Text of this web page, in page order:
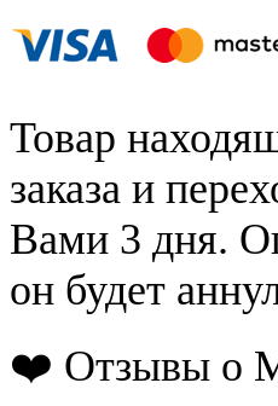
Товар
заказа и
Вами 3 дня.
он будет
❤️ Отзывы о